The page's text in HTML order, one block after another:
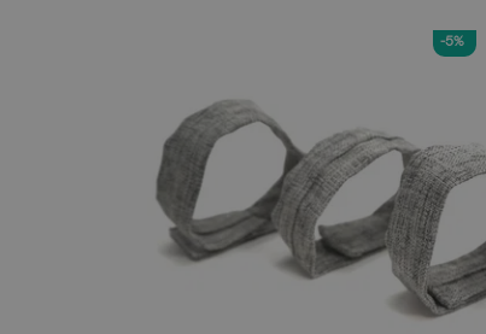
-5%